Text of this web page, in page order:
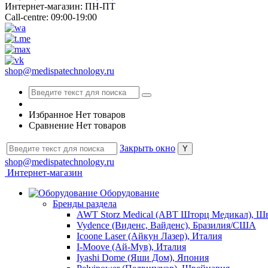
Интернет-магазин: ПН-ПТ
Call-centre: 09:00-19:00
shop@medispatechnology.ru
Избранное Нет товаров
Сравнение Нет товаров
Закрыть окно
shop@medispatechnology.ru
Интернет-магазин
Оборудование
Бренды раздела
AWT Storz Medical (АВТ Шторц Медикал),
Vydence (Виденс, Вайденс), Бразилия/США
Icoone Laser (Айкун Лазер), Италия
I-Moove (Ай-Мув), Италия
Iyashi Dome (Яши Дом), Япония